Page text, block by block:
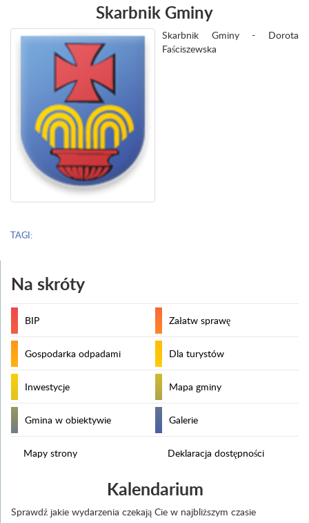
Skarbnik Gminy
Skarbnik Gminy - Dorota
Faściszewska
TAGI:
Na skróty
BIP Załatw sprawę
Gospodarka odpadami Dla turystów
Inwestycje Mapa gminy
Gmina w obiektywie Galerie
Mapy strony Deklaracja dostępności
Kalendarium
Sprawdź jakie wydarzenia czekają Cie w najbliższym czasie